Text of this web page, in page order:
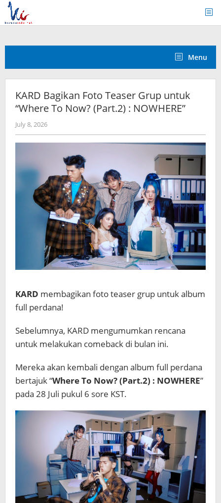
Skip
content
Menu
KARD Bagikan Foto Teaser Grup untuk
“Where To Now? (Part.2) : NOWHERE”
July 8, 2026by
anisrina
KARD membagikan foto teaser grup untuk album
full perdana!
Sebelumnya, KARD mengumumkan rencana
untuk melakukan comeback di bulan ini.
Mereka akan kembali dengan album full perdana
bertajuk “Where To Now? (Part.2) : NOWHERE”
pada 28 Juli pukul 6 sore KST.